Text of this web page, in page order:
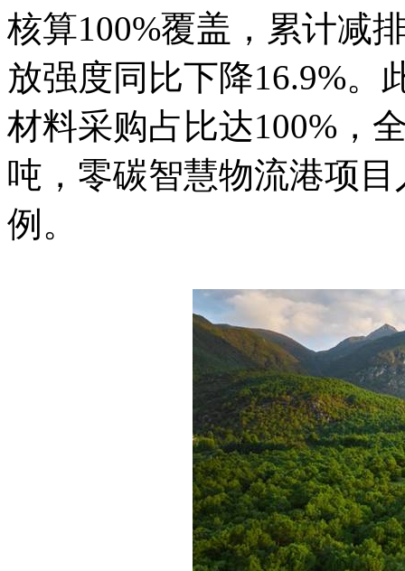
核算100%覆盖，累计减
放强度同比下降16.9%。
材料采购占比达100%，
吨，零碳智慧物流港项
例。